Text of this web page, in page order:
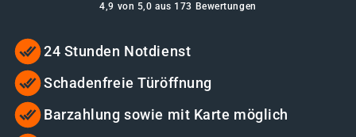
4,9 von 5,0 aus 173 Bewertungen
24 Stunden Notdienst
Schadenfreie Türöffnung
Barzahlung sowie mit Karte möglich